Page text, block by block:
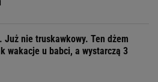
Już nie truskawkowy. Ten dżem
wakacje u babci, a wystarczą 3